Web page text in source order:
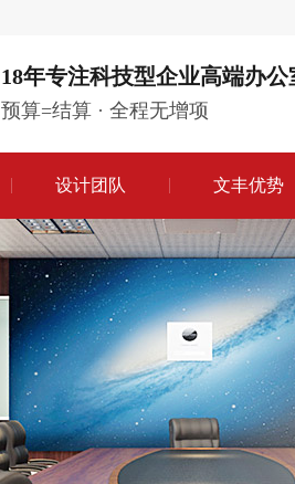
18年专注科技型企业高端办
预算=结算 · 全程无增项
设计团队 文丰优势